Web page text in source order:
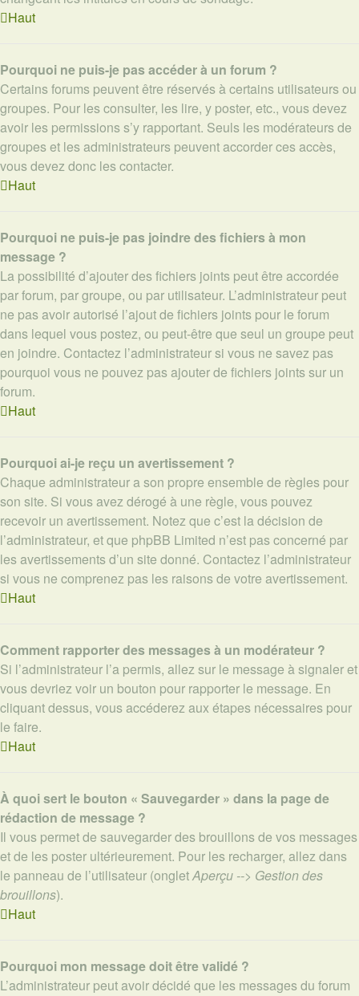
Haut
Pourquoi ne puis-je pas accéder à un forum ?
Certains forums peuvent être réservés à certains utilisateurs ou
groupes. Pour les consulter, les lire, y poster, etc., vous devez
avoir les permissions s’y rapportant. Seuls les modérateurs de
groupes et les administrateurs peuvent accorder ces accès,
vous devez donc les contacter.
Haut
Pourquoi ne puis-je pas joindre des fichiers à mon
message ?
La possibilité d’ajouter des fichiers joints peut être accordée
par forum, par groupe, ou par utilisateur. L’administrateur peut
ne pas avoir autorisé l’ajout de fichiers joints pour le forum
dans lequel vous postez, ou peut-être que seul un groupe peut
en joindre. Contactez l’administrateur si vous ne savez pas
pourquoi vous ne pouvez pas ajouter de fichiers joints sur un
forum.
Haut
Pourquoi ai-je reçu un avertissement ?
Chaque administrateur a son propre ensemble de règles pour
son site. Si vous avez dérogé à une règle, vous pouvez
recevoir un avertissement. Notez que c’est la décision de
l’administrateur, et que phpBB Limited n’est pas concerné par
les avertissements d’un site donné. Contactez l’administrateur
si vous ne comprenez pas les raisons de votre avertissement.
Haut
Comment rapporter des messages à un modérateur ?
Si l’administrateur l’a permis, allez sur le message à signaler et
vous devriez voir un bouton pour rapporter le message. En
cliquant dessus, vous accéderez aux étapes nécessaires pour
le faire.
Haut
À quoi sert le bouton « Sauvegarder » dans la page de
rédaction de message ?
Il vous permet de sauvegarder des brouillons de vos messages
et de les poster ultérieurement. Pour les recharger, allez dans
le panneau de l’utilisateur (ongletAperçu --> Gestion des
brouillons).
Haut
Pourquoi mon message doit être validé ?
L’administrateur peut avoir décidé que les messages du forum